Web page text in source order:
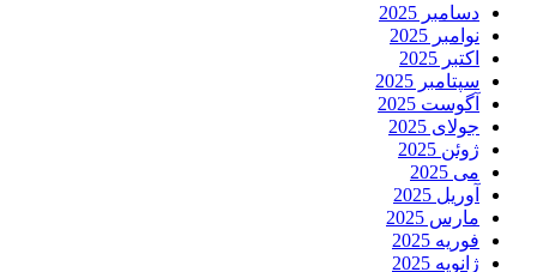
دسامبر 2025
نوامبر 2025
اکتبر 2025
سپتامبر 2025
آگوست 2025
جولای 2025
ژوئن 2025
می 2025
آوریل 2025
مارس 2025
فوریه 2025
ژانویه 2025